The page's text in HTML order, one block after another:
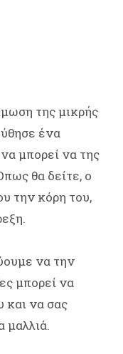
της μικρής
ένα
μπορεί να της
θα δείτε, ο
την κόρη του,
να την
μπορεί να
και να σας
μαλλιά.